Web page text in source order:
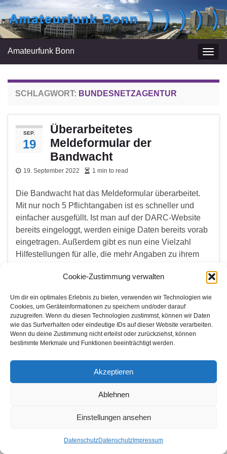
Cookie-Zustimmung verwalten
Um dir ein optimales Erlebnis zu bieten, verwenden wir Technologien wie
Cookies, um Geräteinformationen zu speichern und/oder darauf
zuzugreifen. Wenn du diesen Technologien zustimmst, können wir Daten
wie das Surfverhalten oder eindeutige IDs auf dieser Website verarbeiten.
Wenn du deine Zustimmung nicht erteilst oder zurückziehst, können
bestimmte Merkmale und Funktionen beeinträchtigt werden.
Akzeptieren
Ablehnen
Einstellungen ansehen
DatenschutzDatenschutz Impressum
Amateurfunk Bonn
SCHLAGWORT: BUNDESNETZAGENTUR
SEP.
19
Überarbeitetes
Meldeformular der
Bandwacht
19. September 2022 1 min to read
Die Bandwacht hat das Meldeformular überarbeitet.
Mit nur noch 5 Pflichtangaben ist es schneller und
einfacher ausgefüllt. Ist man auf der DARC-Website
bereits eingeloggt, werden einige Daten bereits vorab
eingetragen. Außerdem gibt es nun eine Vielzahl
Hilfestellungen für alle, die mehr Angaben zu ihrem
Meldungen über fremde Funkdienste in …
Weiterlesen